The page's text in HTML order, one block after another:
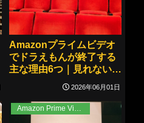
Amazonプライムビデオ
でドラえもんが終了する
主な理由6つ｜見れない時
の確認先と代わりの視聴
2026年06月01日
Amazon Prime Video